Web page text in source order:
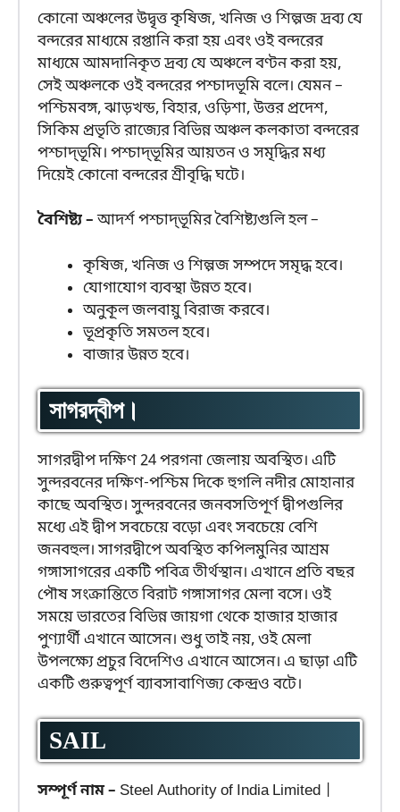
কোনো অঞ্চলের উদ্বৃত্ত কৃষিজ, খনিজ ও শিল্পজ দ্রব্য যে
বন্দরের মাধ্যমে রপ্তানি করা হয় এবং ওই বন্দরের
মাধ্যমে আমদানিকৃত দ্রব্য যে অঞ্চলে বণ্টন করা হয়,
সেই অঞ্চলকে ওই বন্দরের পশ্চাদভূমি বলে। যেমন –
পশ্চিমবঙ্গ, ঝাড়খন্ড, বিহার, ওড়িশা, উত্তর প্রদেশ,
সিকিম প্রভৃতি রাজ্যের বিভিন্ন অঞ্চল কলকাতা বন্দরের
পশ্চাদ্‌ভূমি। পশ্চাদ্‌ভূমির আয়তন ও সমৃদ্ধির মধ্য
দিয়েই কোনো বন্দরের শ্রীবৃদ্ধি ঘটে।
বৈশিষ্ট্য –আদর্শ পশ্চাদ্‌ভূমির বৈশিষ্ট্যগুলি হল –
কৃষিজ, খনিজ ও শিল্পজ সম্পদে সমৃদ্ধ হবে।
যোগাযোগ ব্যবস্থা উন্নত হবে।
অনুকূল জলবায়ু বিরাজ করবে।
ভূপ্রকৃতি সমতল হবে।
বাজার উন্নত হবে।
সাগরদ্বীপ।
সাগরদ্বীপ দক্ষিণ 24 পরগনা জেলায় অবস্থিত। এটি
সুন্দরবনের দক্ষিণ-পশ্চিম দিকে হুগলি নদীর মোহানার
কাছে অবস্থিত। সুন্দরবনের জনবসতিপূর্ণ দ্বীপগুলির
মধ্যে এই দ্বীপ সবচেয়ে বড়ো এবং সবচেয়ে বেশি
জনবহুল। সাগরদ্বীপে অবস্থিত কপিলমুনির আশ্রম
গঙ্গাসাগরের একটি পবিত্র তীর্থস্থান। এখানে প্রতি বছর
পৌষ সংক্রান্তিতে বিরাট গঙ্গাসাগর মেলা বসে। ওই
সময়ে ভারতের বিভিন্ন জায়গা থেকে হাজার হাজার
পুণ্যার্থী এখানে আসেন। শুধু তাই নয়, ওই মেলা
উপলক্ষ্যে প্রচুর বিদেশিও এখানে আসেন। এ ছাড়া এটি
একটি গুরুত্বপূর্ণ ব্যাবসাবাণিজ্য কেন্দ্রও বটে।
SAIL
সম্পূর্ণ নাম – Steel Authority of India Limited |